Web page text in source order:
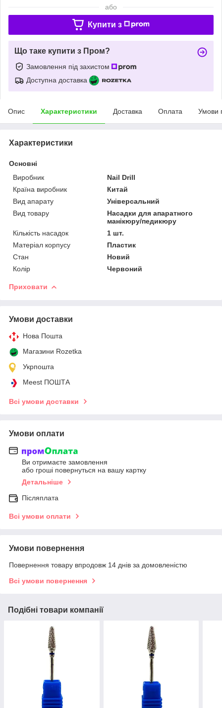
або
Купити з
Що таке купити з Пром?
Замовлення під захистом
Доступна доставка
Опис Характеристики Доставка Оплата Умови
Характеристики
Основні
Виробник
Nail Drill
Країна виробник
Китай
Вид апарату
Універсальний
Вид товару
Насадки для апаратного
манікюру/педикюру
Кількість насадок
1 шт.
Матеріал корпусу
Пластик
Стан
Новий
Колір
Червоний
Приховати
Умови доставки
Нова Пошта
Магазини Rozetka
Укрпошта
Meest ПОШТА
Всі умови доставки
Умови оплати
Ви отримаєте замовлення
або гроші повернуться на вашу картку
Детальніше
Післяплата
Всі умови оплати
Умови повернення
Повернення товару впродовж 14 днів за домовленістю
Всі умови повернення
Подібні товари компанії